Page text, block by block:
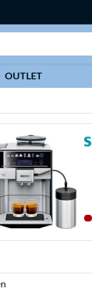
OUTLET